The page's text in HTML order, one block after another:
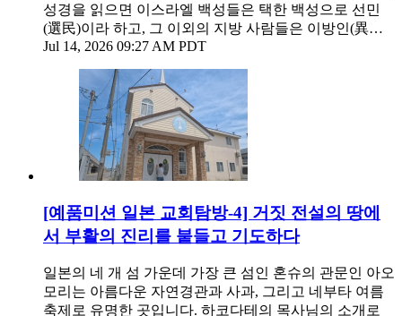
성경을 읽으면 이스라엘 백성들은 택한 백성으로 선민
(選民)이라 하고, 그 이외의 지방 사람들은 이방인(異…
Jul 14, 2026 09:27 AM PDT
[예품미션 일본 교회탐방-4] 거짓 전설의 땅에
서 부활의 진리를 붙들고 기도하다
일본의 네 개 섬 가운데 가장 큰 섬인 혼슈의 관문인 아오
모리는 아름다운 자연경관과 사과, 그리고 네부타 여름
축제로 유명한 곳입니다. 하코다테의 목사님의 소개로